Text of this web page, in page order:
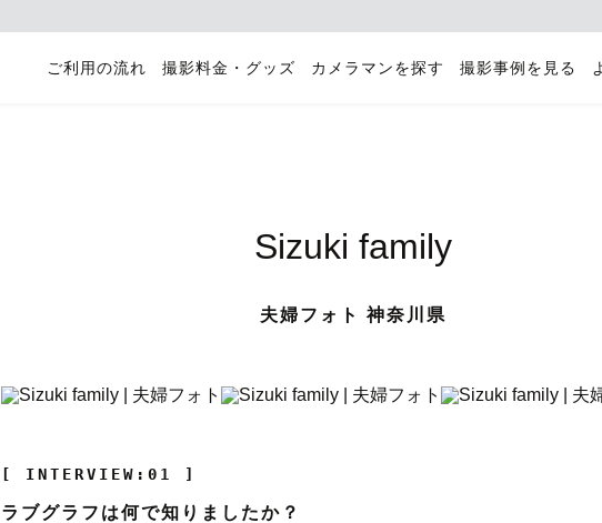
ご利用の流れ 撮影料金・グッズ カメラマンを探す 撮影事例を見る
Sizuki family
夫婦フォト 神奈川県
[ INTERVIEW:01 ]
ラブグラフは何で知りましたか？